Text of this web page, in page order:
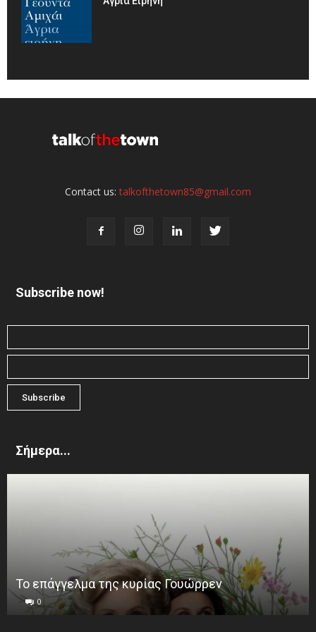
Contact us:talkofthetown85@gmail.com
Subscribe now!
Σήμερα...
Το επάγγελμα της κυρίας Γουώρρεν
0